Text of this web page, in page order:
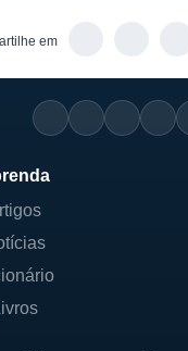
portanto,
novas
permitindo à
incluem a
em